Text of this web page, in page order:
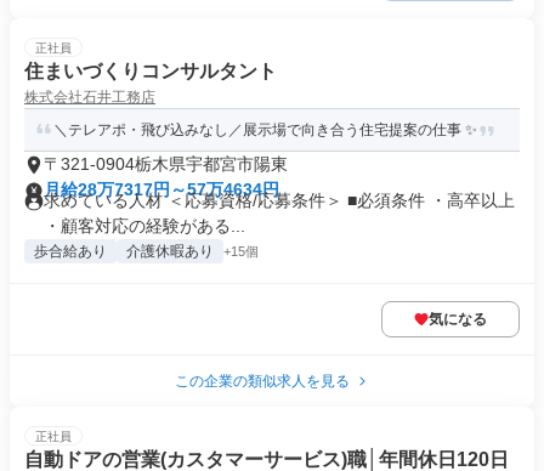
正社員
住まいづくりコンサルタント
株式会社石井工務店
＼テレアポ・飛び込みなし／展示場で向き合う住宅提案の仕事 ✨
〒321-0904栃木県宇都宮市陽東
月給28万7317円～57万4634円
求めている人材 ＜応募資格/応募条件＞ ■必須条件 ・高卒以上
・顧客対応の経験がある...
歩合給あり 介護休暇あり +15個
気になる
この企業の類似求人を見る
正社員
自動ドアの営業(カスタマーサービス)職│年間休日120日